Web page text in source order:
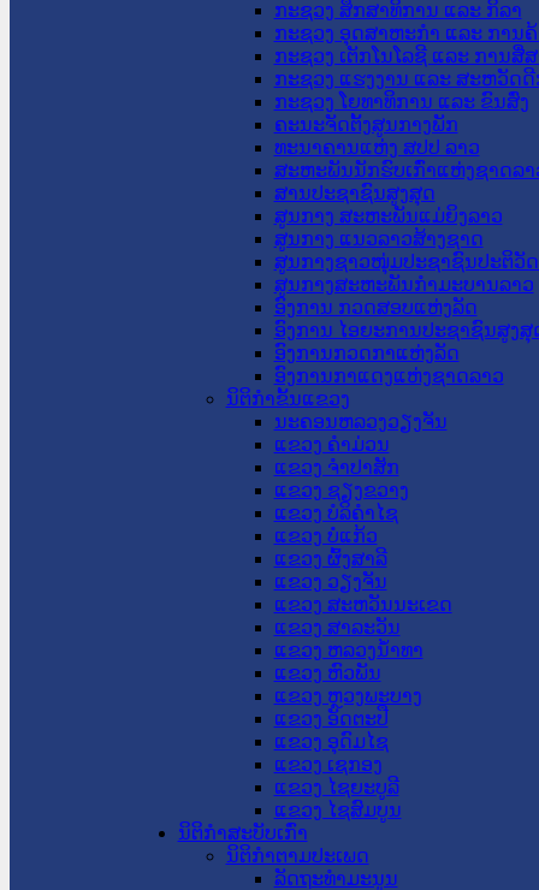
ກະຊວງ ສຶກສາທິການ ແລະ ກິລາ
ກະຊວງ ອຸດສາຫະກຳ ແລະ ການຄ້
ກະຊວງ ເຕັກໂນໂລຊີ ແລະ ການສື່
ກະຊວງ ແຮງງານ ແລະ ສະຫວັດ
ກະຊວງ ໂຍທາທິການ ແລະ ຂົນສົ່ງ
ຄະນະຈັດຕັ້ງສູນກາງພັກ
ທະນາຄານແຫ່ງ ສປປ ລາວ
ສະຫະພັນນັກຮົບເກົ່າແຫ່ງຊາດລາ
ສານປະຊາຊົນສູງສຸດ
ສູນກາງ ສະຫະພັນແມ່ຍິງລາວ
ສູນກາງ ແນວລາວສ້າງຊາດ
ສູນກາງຊາວໜຸ່ມປະຊາຊົນປະຕິວັ
ສູນກາງສະຫະພັນກຳມະບານລາວ
ອົງການ ກວດສອບແຫ່ງລັດ
ອົງການ ໄອຍະການປະຊາຊົນສູງສຸ
ອົງການກວດກາແຫ່ງລັດ
ອົງການກາແດງແຫ່ງຊາດລາວ
ນິຕິກໍາຂັ້ນແຂວງ
ນະ​ຄອນ​ຫລວງວຽງຈັນ
ແຂວງ ຄໍາມ່ວນ
ແຂວງ ຈໍາປາສັກ
ແຂວງ ຊຽງຂວາງ
ແຂວງ ບໍລິຄໍາໄຊ
ແຂວງ ບໍ່ແກ້ວ
ແຂວງ ຜົ້ງສາລີ
ແຂວງ ວຽງຈັນ
ແຂວງ ສະຫວັນນະເຂດ
ແຂວງ ສາລະວັນ
ແຂວງ ຫລວງນໍ້າທາ
ແຂວງ ຫົວພັນ
ແຂວງ ຫຼວງພະບາງ
ແຂວງ ອັດຕະປື
ແຂວງ ອຸດົມໄຊ
ແຂວງ ເຊກອງ
ແຂວງ ໄຊຍະບູລີ
ແຂວງ ໄຊສົມບູນ
ນິຕິກໍາສະບັບເກົ່າ
ນິຕິກຳຕາມປະເພດ
ລັດຖະທໍາມະນູນ